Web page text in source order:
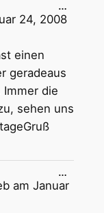
24, 2008
einen
geradeaus
die
sehen uns
…
am Januar
…
Metabox
ein-/